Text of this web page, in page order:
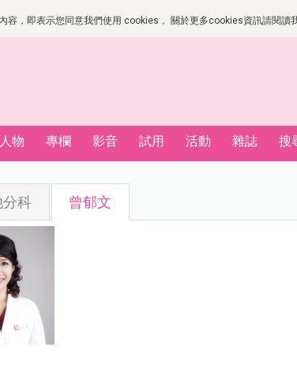
，即表示您同意我們使用 cookies， 關於更多cookies資訊請閱讀
物 專欄 影音 試用 活動 雜誌 搜
科 曾郁文